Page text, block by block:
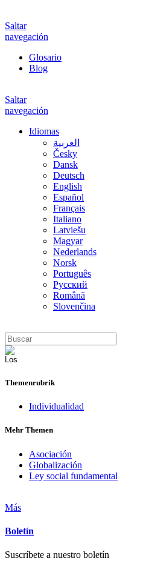
Saltar
navegación
Glosario
Blog
Saltar
navegación
Idiomas
العربية
Česky
Dansk
Deutsch
English
Español
Français
Italiano
Latviešu
Magyar
Nederlands
Norsk
Português
Русский
Română
Slovenčina
Themenrubrik
Individualidad
Mehr Themen
Asociación
Globalización
Ley social fundamental
Más
Boletín
Suscríbete a nuestro boletín